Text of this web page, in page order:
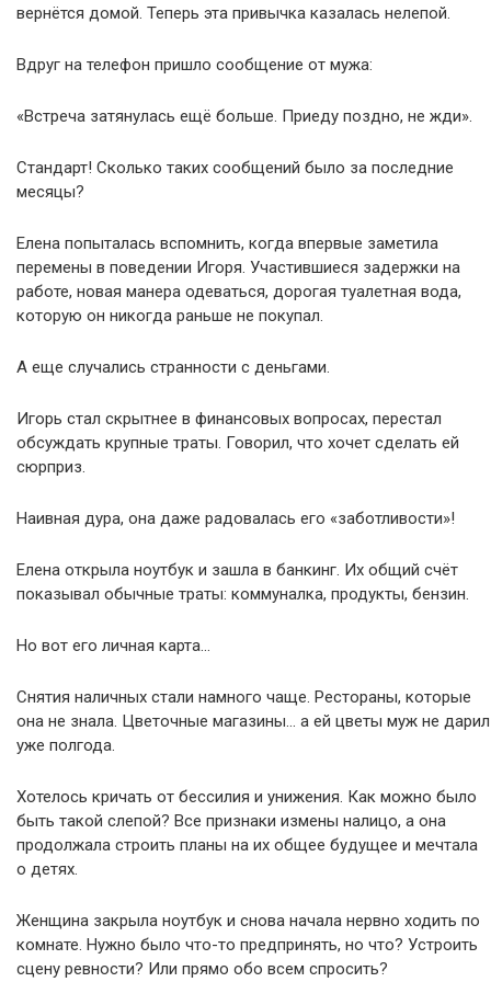
вернётся домой. Теперь эта привычка казалась нелепой.
Вдруг на телефон пришло сообщение от мужа:
«Встреча затянулась ещё больше. Приеду поздно, не жди».
Стандарт! Сколько таких сообщений было за последние
месяцы?
Елена попыталась вспомнить, когда впервые заметила
перемены в поведении Игоря. Участившиеся задержки на
работе, новая манера одеваться, дорогая туалетная вода,
которую он никогда раньше не покупал.
А еще случались странности с деньгами.
Игорь стал скрытнее в финансовых вопросах, перестал
обсуждать крупные траты. Говорил, что хочет сделать ей
сюрприз.
Наивная дура, она даже радовалась его «заботливости»!
Елена открыла ноутбук и зашла в банкинг. Их общий счёт
показывал обычные траты: коммуналка, продукты, бензин.
Но вот его личная карта…
Снятия наличных стали намного чаще. Рестораны, которые
она не знала. Цветочные магазины… а ей цветы муж не дарил
уже полгода.
Хотелось кричать от бессилия и унижения. Как можно было
быть такой слепой? Все признаки измены налицо, а она
продолжала строить планы на их общее будущее и мечтала
о детях.
Женщина закрыла ноутбук и снова начала нервно ходить по
комнате. Нужно было что-то предпринять, но что? Устроить
сцену ревности? Или прямо обо всем спросить?